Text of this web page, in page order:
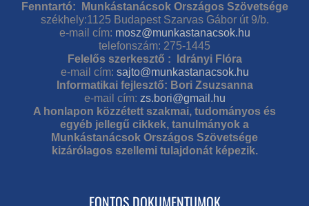
Fenntartó: Munkástanácsok Országos Szövetsége
székhely:1125 Budapest Szarvas Gábor út 9/b.
e-mail cím: mosz@munkastanacsok.hu
telefonszám: 275-1445
Felelős szerkesztő : Idrányi Flóra
e-mail cím: sajto@munkastanacsok.hu
Informatikai fejlesztő: Bori Zsuzsanna
e-mail cím: zs.bori@gmail.hu
A honlapon közzétett szakmai, tudományos és
egyéb jellegű cikkek, tanulmányok a
Munkástanácsok Országos Szövetsége
kizárólagos szellemi tulajdonát képezik.